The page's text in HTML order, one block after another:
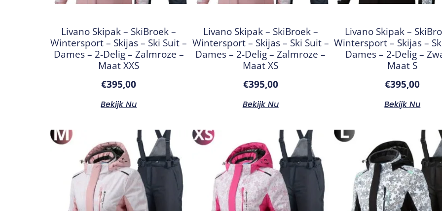
Livano Skipak – SkiBroek –
Wintersport – Skijas – Ski Suit –
Dames – 2-Delig – Zalmroze –
Maat XXS
€395,00
Bekijk Nu
Livano Skipak – SkiBroek –
Wintersport – Skijas – Ski Suit –
Dames – 2-Delig – Zalmroze –
Maat XS
€395,00
Bekijk Nu
Livano Skipak –
Wintersport – Skijas –
Dames – 2-Delig –
Maat S
€395,00
Bekijk Nu